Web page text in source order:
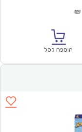
₪
הוספה לסל